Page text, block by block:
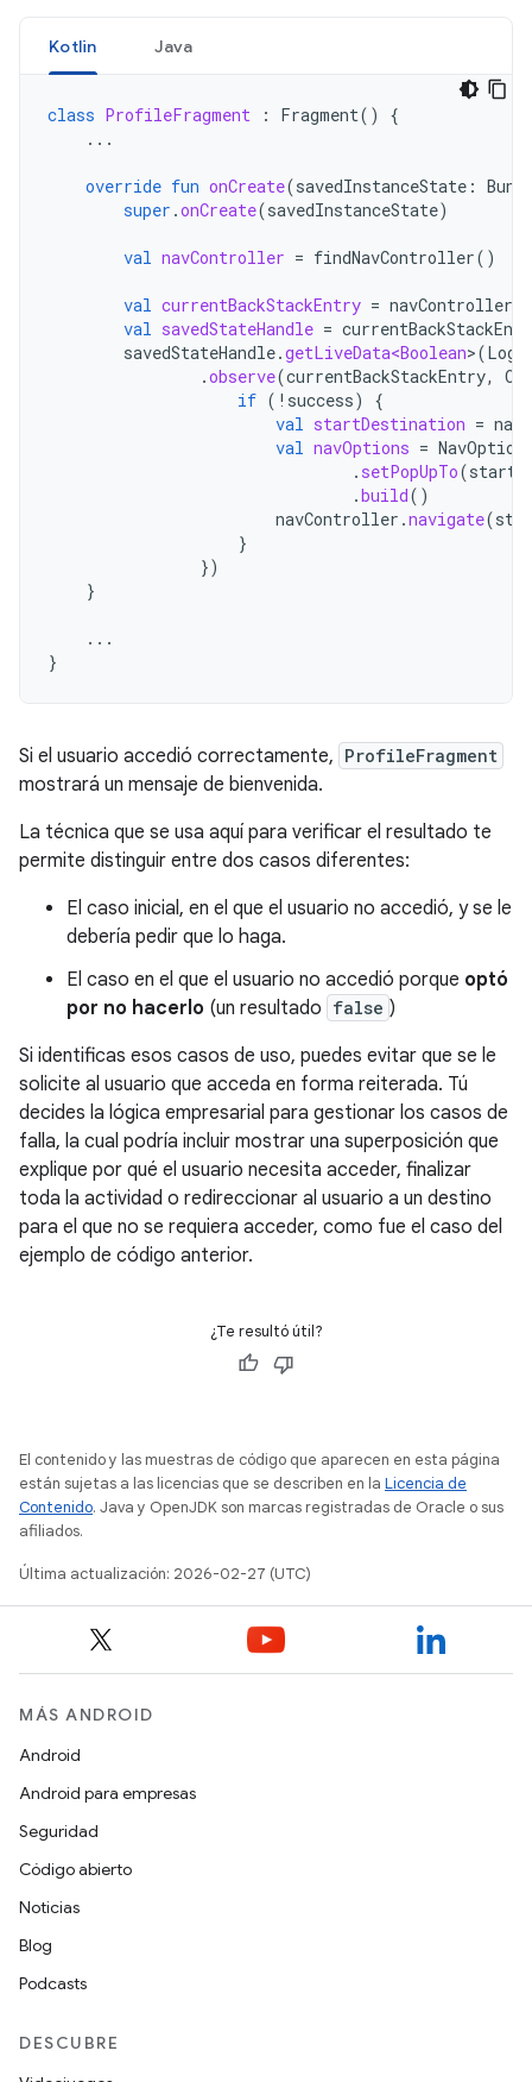
Kotlin Java
class ProfileFragment : Fragment()
{
...
override fun onCreate(savedInstanceState :
super .onCreate(savedInstanceState)
val navController = findNavController()
val currentBackStackEntry = navController
val savedStateHandle =
savedStateHandle.getLiveData<Boolean>(
.observe(currentBackStackEntry,
if ( ! success)
{
val startDestination =
val navOptions =
. setPopUpTo(
.build()
navController .navigate(
}
})
}
...
}
Si el usuario accedió correctamente, ProfileFragment
mostrará un mensaje de bienvenida.
La técnica que se usa aquí para verificar el resultado te
permite distinguir entre dos casos diferentes:
El caso inicial, en el que el usuario no accedió, y se le
debería pedir que lo haga.
El caso en el que el usuario no accedió porque optó
por no hacerlo (un resultado false )
Si identificas esos casos de uso, puedes evitar que se le
solicite al usuario que acceda en forma reiterada. Tú
decides la lógica empresarial para gestionar los casos de
falla, la cual podría incluir mostrar una superposición que
explique por qué el usuario necesita acceder, finalizar
toda la actividad o redireccionar al usuario a un destino
para el que no se requiera acceder, como fue el caso del
ejemplo de código anterior.
¿Te resultó útil?
El contenido y las muestras de código que aparecen en esta página
están sujetas a las licencias que se describen en la Licencia de
Contenido. Java y OpenJDK son marcas registradas de Oracle o sus
afiliados.
Última actualización: 2026-02-27 (UTC)
MÁS ANDROID
Android
Android para empresas
Seguridad
Código abierto
Noticias
Blog
Podcasts
DESCUBRE